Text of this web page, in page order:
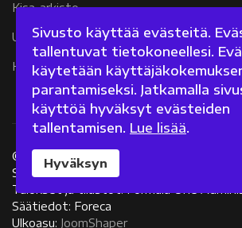
Kisa-arkisto
Uutisarkisto 2007-2011
Kolumniarkisto 2007-2011
©
2026 Fanisivut.net
Sisältötuotanto: Jarkko Nieminen
Tulokset ja tilastot: Formula One
Säätiedot: Foreca
Ulkoasu: JoomShaper
Sivusto käyttää evästeitä.
tallentuvat tietokoneellesi.
käytetään
parantamiseksi. Jatkamalla
käyttöä hyväksyt evästeiden
tallentamisen. Lue lisää.
Hyväksyn